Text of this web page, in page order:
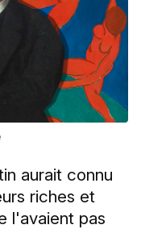
aurait connu
riches et
l'avaient pas